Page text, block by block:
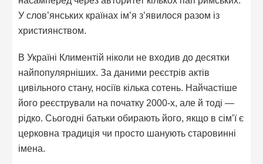
У слов’янських країнах ім’я з’явилося разом із
християнством.
В Україні Климентій ніколи не входив до десятки
найпопулярніших. За даними реєстрів актів
цивільного стану, носіїв кілька сотень. Найчастіше
його реєстрували на початку 2000-х, але й тоді —
рідко. Сьогодні батьки обирають його, якщо в сім’ї є
церковна традиція чи просто шанують старовинні
імена.